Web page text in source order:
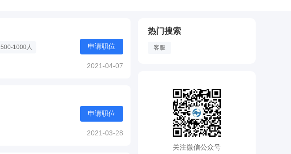
500-1000人 申请职位
2021-04-07
申请职位
2021-03-28
热门搜索
客服
关注微信公众号